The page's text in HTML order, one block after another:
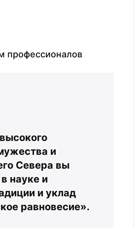
профессионалов
и
Севера вы
науке и
и уклад
равновесие».